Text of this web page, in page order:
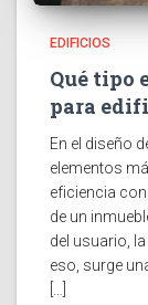
EDIFICIOS
Qué tipo
para
En el diseño
elementos
eficiencia
de un
del usuario,
eso, surge